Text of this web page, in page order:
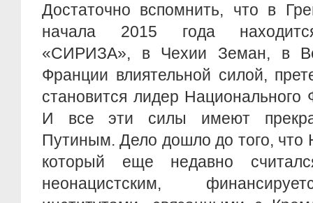
Достаточно вспомнить, что в
начала 2015 года
«СИРИЗА», в Чехии Земан, в
Франции влиятельной силой,
становится лидер
И все эти силы имеют
Путиным. Дело дошло до того, что
который еще недавно
неонацистским,